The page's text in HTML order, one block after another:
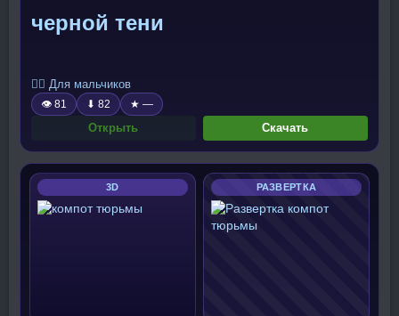
черной тени
🧍‍♂️ Для мальчиков
👁 81 ⬇ 82 ★ —
Открыть Скачать
3D РАЗВЕРТКА